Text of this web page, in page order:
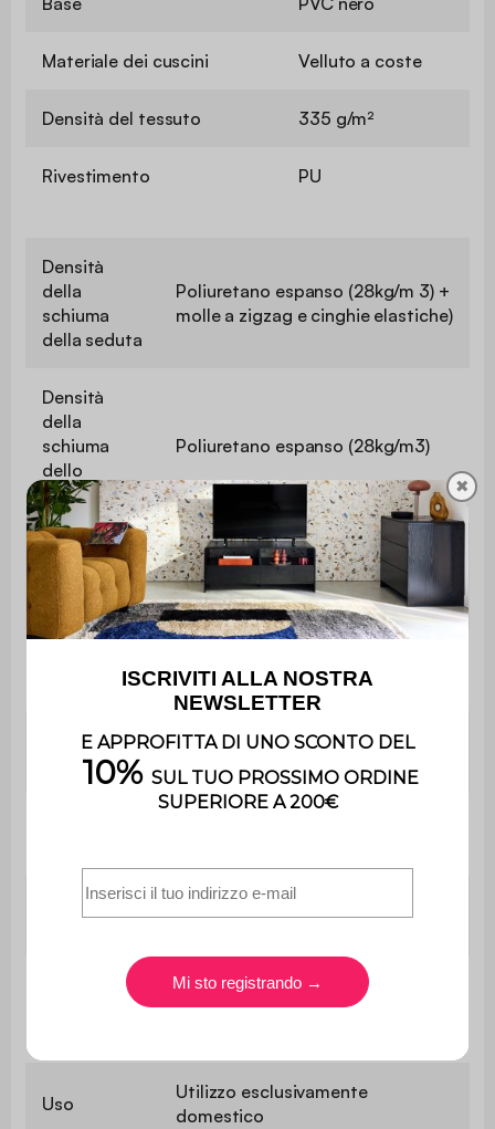
Materiale dei cuscini Velluto a coste
Densità del tessuto 335 g/m²
Rivestimento PU
Densità
della
schiuma
della seduta
Poliuretano espanso (28kg/m 3) +
molle a zigzag e cinghie elastiche)
Densità
della
schiuma
dello
schienale
Poliuretano espanso (28kg/m3)
Imbottitura
per
braccioli
Poliuretano espanso (22kg/m3)
cuscinetti
Fibra poliestere
Profondità
del sedile
66 cm
Convertibile
No
110 kg per sedile
Uso
Utilizzo esclusivamente
domestico
✖